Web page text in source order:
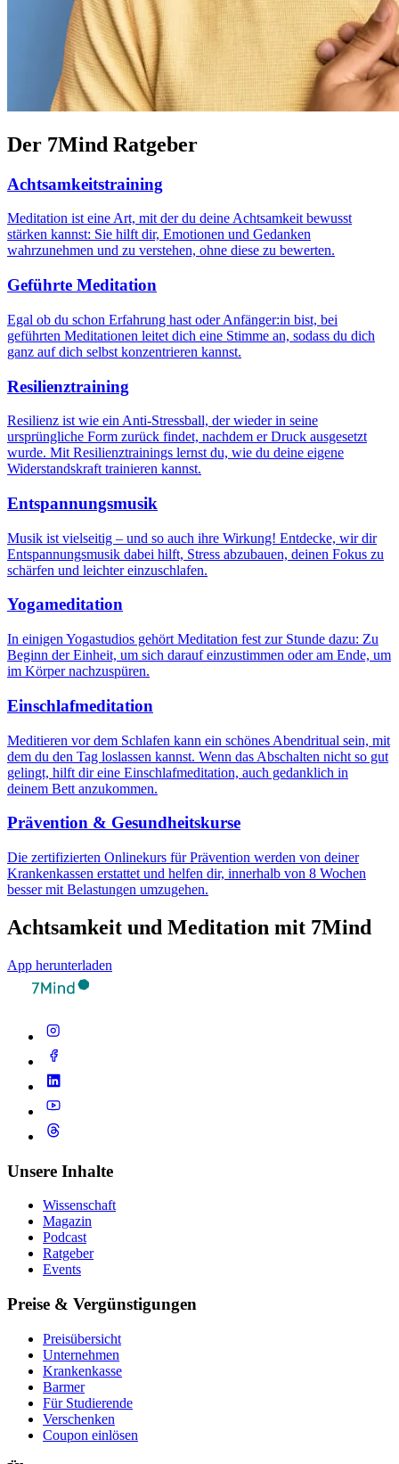
Der 7Mind Ratgeber
Achtsamkeitstraining
Meditation ist eine Art, mit der du deine Achtsamkeit bewusst
stärken kannst: Sie hilft dir, Emotionen und Gedanken
wahrzunehmen und zu verstehen, ohne diese zu bewerten.
Geführte Meditation
Egal ob du schon Erfahrung hast oder Anfänger:in bist, bei
geführten Meditationen leitet dich eine Stimme an, sodass du dich
ganz auf dich selbst konzentrieren kannst.
Resilienztraining
Resilienz ist wie ein Anti-Stressball, der wieder in seine
ursprüngliche Form zurück findet, nachdem er Druck ausgesetzt
wurde. Mit Resilienztrainings lernst du, wie du deine eigene
Widerstandskraft trainieren kannst.
Entspannungsmusik
Musik ist vielseitig – und so auch ihre Wirkung! Entdecke, wir dir
Entspannungsmusik dabei hilft, Stress abzubauen, deinen Fokus zu
schärfen und leichter einzuschlafen.
Yogameditation
In einigen Yogastudios gehört Meditation fest zur Stunde dazu: Zu
Beginn der Einheit, um sich darauf einzustimmen oder am Ende, um
im Körper nachzuspüren.
Einschlafmeditation
Meditieren vor dem Schlafen kann ein schönes Abendritual sein, mit
dem du den Tag loslassen kannst. Wenn das Abschalten nicht so gut
gelingt, hilft dir eine Einschlafmeditation, auch gedanklich in
deinem Bett anzukommen.
Prävention & Gesundheitskurse
Die zertifizierten Onlinekurs für Prävention werden von deiner
Krankenkassen erstattet und helfen dir, innerhalb von 8 Wochen
besser mit Belastungen umzugehen.
Achtsamkeit und Meditation mit 7Mind
App herunterladen
Unsere Inhalte
Wissenschaft
Magazin
Podcast
Ratgeber
Events
Preise & Vergünstigungen
Preisübersicht
Unternehmen
Krankenkasse
Barmer
Für Studierende
Ver­schen­ken
Coupon einlösen